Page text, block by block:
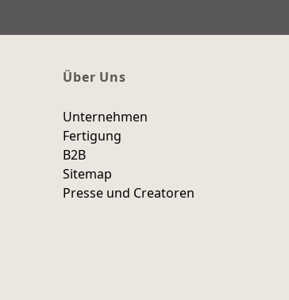
Über Uns
Unternehmen
Fertigung
B2B
Sitemap
Presse und Creatoren